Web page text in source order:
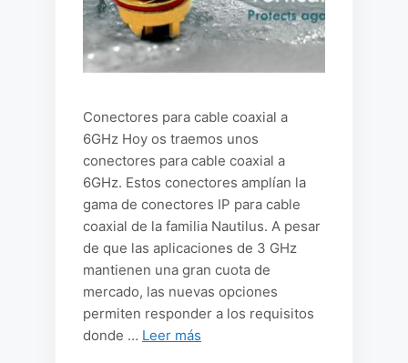
Conectores para cable coaxial a
6GHz Hoy os traemos unos
conectores para cable coaxial a
6GHz. Estos conectores amplían la
gama de conectores IP para cable
coaxial de la familia Nautilus. A pesar
de que las aplicaciones de 3 GHz
mantienen una gran cuota de
mercado, las nuevas opciones
permiten responder a los requisitos
donde … Leer más